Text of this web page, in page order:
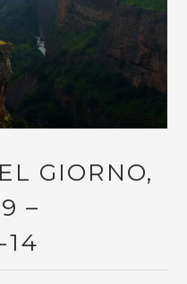
GIORNO,
–
14